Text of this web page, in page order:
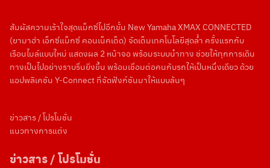
Search
สัมผัสความเร้าใจสุดแม็กซ์ไปอีกขั้น New Yamaha XMAX CONNECTED
(ยามาฮ่า เอ็กซ์แม็กซ์ คอนเน็คเต็ด) จัดเต็มเทคโนโลยีสุดล้ำ ครั้งแรกกับ
เรือนไมล์แบบใหม่ แสดงผล 2 หน้าจอ พร้อมระบบนำทาง ช่วยให้ทุกการเดิน
ทางเป็นไปอย่างราบรื่นยิ่งขึ้น พร้อมเชื่อมต่อคนกับรถให้เป็นหนึ่งเดียว ด้วย
แอปพลิเคชัน Y-Connect ที่จัดฟังก์ชันมาให้แบบล้นๆ
ข่าวสาร / โปรโมชั่น
แนวทางการแต่ง
ข่าวสาร / โปรโมชั่น